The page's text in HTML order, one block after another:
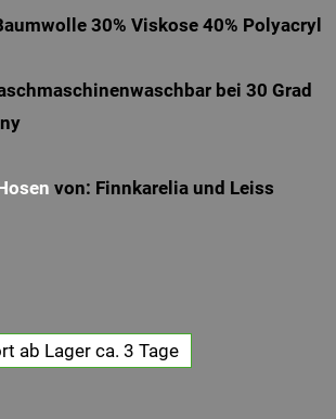
30% Viskose 40% Polyacryl
bei 30 Grad
von: Finnkarelia und Leiss
ab Lager ca. 3 Tage